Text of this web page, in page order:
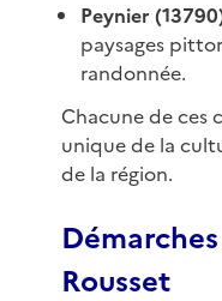
Peynier
paysages
randonnée.
Chacune de ces
unique de la
de la région.
Rousset